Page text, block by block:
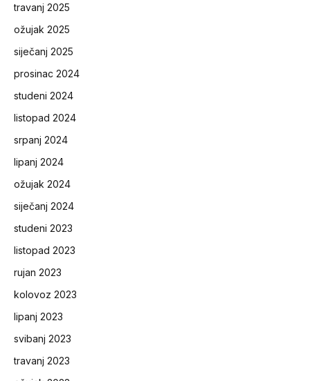
travanj 2025
ožujak 2025
siječanj 2025
prosinac 2024
studeni 2024
listopad 2024
srpanj 2024
lipanj 2024
ožujak 2024
siječanj 2024
studeni 2023
listopad 2023
rujan 2023
kolovoz 2023
lipanj 2023
svibanj 2023
travanj 2023